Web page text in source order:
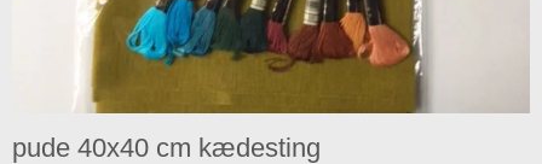
pude 40x40 cm kædesting